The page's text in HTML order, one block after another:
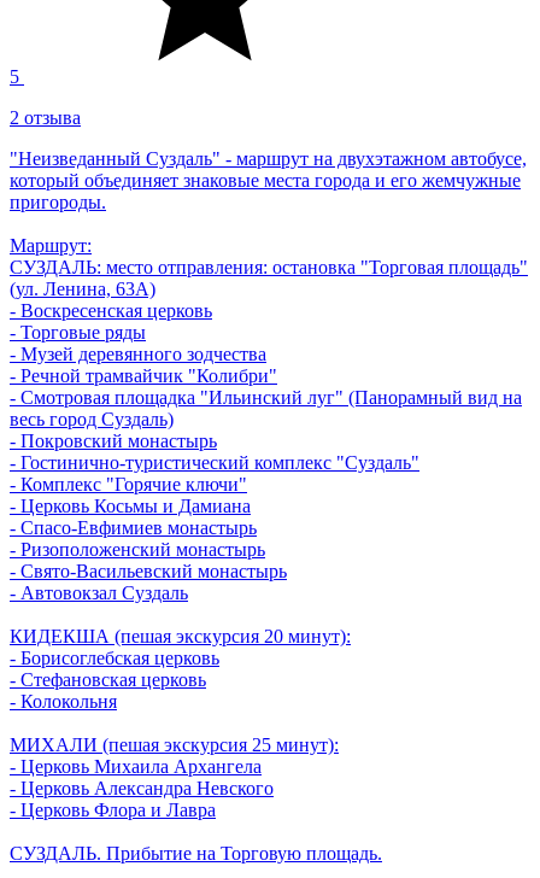
5
2 отзыва
"Неизведанный Суздаль" - маршрут на двухэтажном автобусе,
который объединяет знаковые места города и его жемчужные
пригороды.
Маршрут:
СУЗДАЛЬ: место отправления: остановка "Торговая площадь"
(ул. Ленина, 63А)
- Воскресенская церковь
- Торговые ряды
- Музей деревянного зодчества
- Речной трамвайчик "Колибри"
- Смотровая площадка "Ильинский луг" (Панорамный вид на
весь город Суздаль)
- Покровский монастырь
- Гостинично-туристический комплекс "Суздаль"
- Комплекс "Горячие ключи"
- Церковь Косьмы и Дамиана
- Спасо-Евфимиев монастырь
- Ризоположенский монастырь
- Свято-Васильевский монастырь
- Автовокзал Суздаль
КИДЕКША (пешая экскурсия 20 минут):
- Борисоглебская церковь
- Стефановская церковь
- Колокольня
МИХАЛИ (пешая экскурсия 25 минут):
- Церковь Михаила Архангела
- Церковь Александра Невского
- Церковь Флора и Лавра
СУЗДАЛЬ. Прибытие на Торговую площадь.